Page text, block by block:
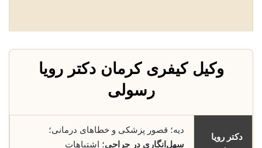
وکیل کیفری کرمان دکتر رویا
رسولی
دکتر رویا
دیه؛ قصور پزشکی و خطاهای درمانی؛
سهل‌انگاری در جراحی؛ اشتباهات